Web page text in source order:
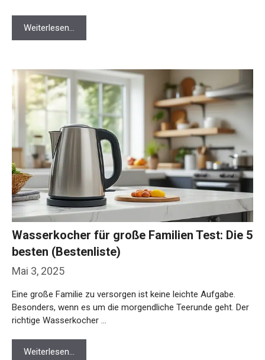
Weiterlesen…
Mai 3, 2025
Wasserkocher für große Familien Test: Die 5
besten (Bestenliste)
Eine große Familie zu versorgen ist keine leichte Aufgabe.
Besonders, wenn es um die morgendliche Teerunde geht. Der
richtige Wasserkocher …
Weiterlesen…